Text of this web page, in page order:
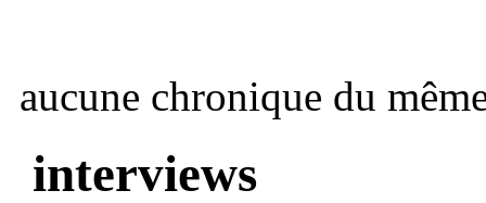
aucune chronique du
interviews